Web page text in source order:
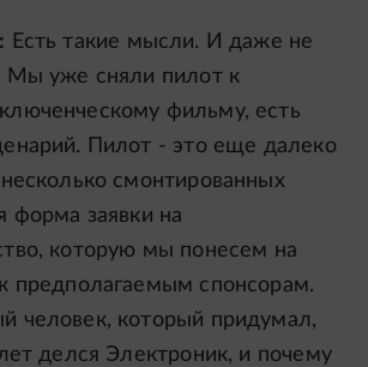
Есть такие мысли. И даже не
Мы уже сняли пилот к
фильму, есть
Пилот - это еще далеко
смонтированных
форма заявки на
которую мы понесем на
предполагаемым спонсорам.
человек, который придумал,
делся Электроник, и почему